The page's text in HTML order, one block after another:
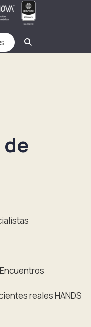
reales HANDS